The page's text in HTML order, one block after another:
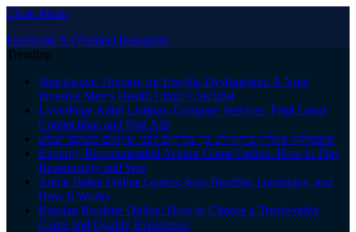
Close Menu
Facebook X (Twitter) Instagram
Trending
Shockwave Therapy for Erectile Dysfunction: A Non-
Invasive Men’s Health Clinic Checklist
LoverPage Adult Listings: Compare Services, Find Local
Connections and Post Ads
אופטיקה אונליין ביקורות: כך בודקים לפני שקונים משקפי שמש
Expertly Recommended Aviator Game Online: How to Play
Responsibly and Win
Andar Bahar Online Games: Key Benefits, Gameplay, and
How It Works
Russian Roulette Online: How to Choose a Trustworthy
Game and Quality Experience